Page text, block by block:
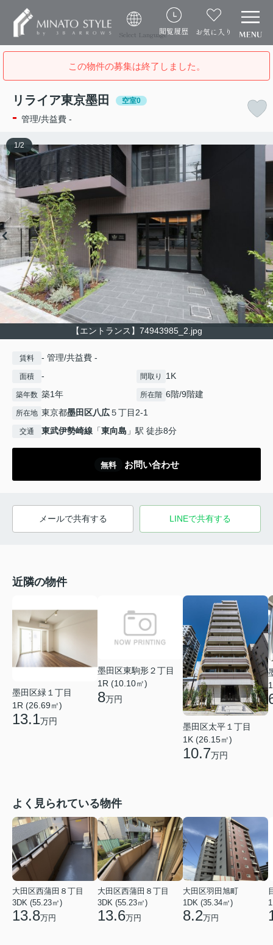
Select Language閲覧履歴 お気に入り
この物件の募集は終了しました。
リライア東京墨田 空室0
- 管理/共益費 -
【エントランス】74943985_2.jpg
1/2
賃料 - 管理/共益費 -
面積 - 間取り 1K
築年数 築1年 所在階 6階/9階建
所在地 東京都墨田区八広５丁目2-1
交通 東武伊勢崎線 「東向島 」駅 徒歩8分
無料 お問い合わせ
メールで共有する LINEで共有する
近隣の物件
墨田区緑１丁目
1R (26.69㎡)
13.1万円
墨田区東駒形２丁目
1R (10.10㎡)
8万円
墨田区太平１丁目
1K (26.15㎡)
10.7万円
よく見られている物件
大田区西蒲田８丁目
3DK (55.23㎡)
13.8万円
大田区西蒲田８丁目
3DK (55.23㎡)
13.6万円
大田区羽田旭町
1DK (35.34㎡)
8.2万円